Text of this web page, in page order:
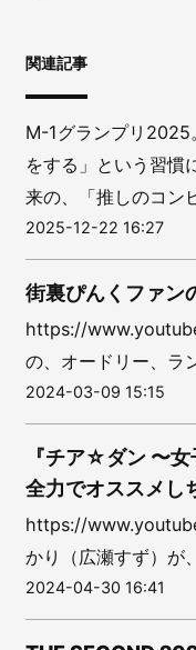
関連記事
M-1グランプリ2025
をする」という習慣
来の、「推しのコン
2025-12-22 16:27
街裏ぴんくファン
https://
の、オードリー、ラ
2024-03-09 15:15
『チア☆ダン 〜
全力でオススメし
https://
かり（広瀬すず）が
2024-04-30 16:41